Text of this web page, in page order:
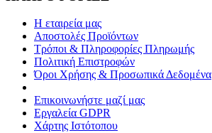
Η εταιρεία μας
Αποστολές Προϊόντων
Τρόποι & Πληροφορίες Πληρωμής
Πολιτική Επιστροφών
Όροι Χρήσης & Προσωπικά Δεδομένα
Επικοινωνήστε μαζί μας
Εργαλεία GDPR
Χάρτης Ιστότοπου